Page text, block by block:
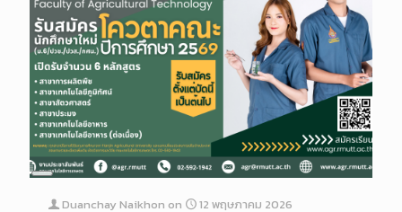
Long
Description
Duanchay Naikhon on
12 พฤษภาคม 2026